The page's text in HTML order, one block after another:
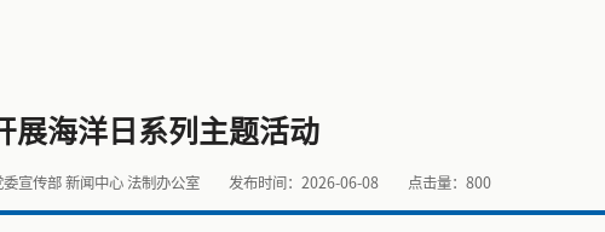
展海洋日系列主题活动
委宣传部 新闻中心 法制办公室 发布时间：2026-06-08 点击量：800